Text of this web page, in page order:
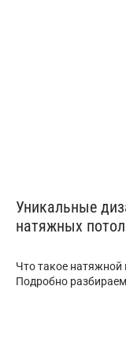
Уникальные
натяжных
Что такое натяжной
Подробно